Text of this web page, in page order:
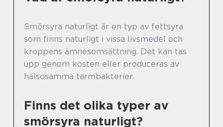
Smörsyra naturligt är en typ av fettsyra
som finns naturligt i vissa livsmedel och
kroppens ämnesomsättning. Det kan tas
upp genom kosten eller produceras av
hälsosamma tarmbakterier.
Finns det olika typer av
smörsyra naturligt?